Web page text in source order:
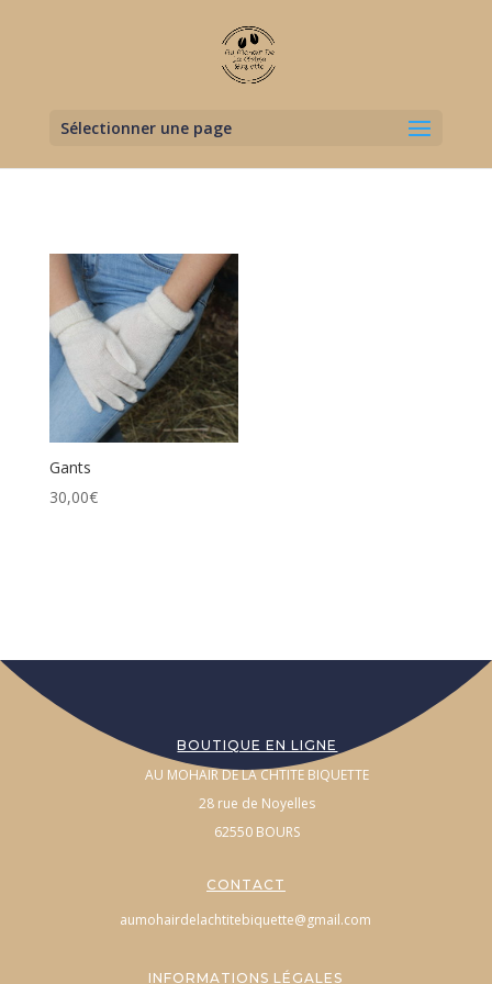
Sélectionner une page
Gants
30,00€
BOUTIQUE EN LIGNE
AU MOHAIR DE LA CHTITE BIQUETTE
28 rue de Noyelles
62550 BOURS
CONTACT
aumohairdelachtitebiquette@gmail.com
INFORMATIONS LÉGALES